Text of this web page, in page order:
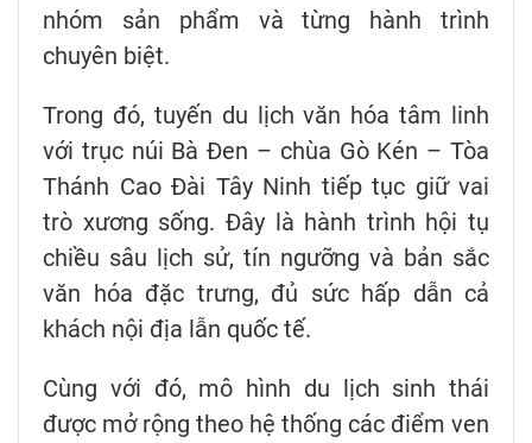
nhóm sản phẩm và từng hành trình
chuyên biệt.
Trong đó, tuyến du lịch văn hóa tâm linh
với trục núi Bà Đen – chùa Gò Kén – Tòa
Thánh Cao Đài Tây Ninh tiếp tục giữ vai
trò xương sống. Đây là hành trình hội tụ
chiều sâu lịch sử, tín ngưỡng và bản sắc
văn hóa đặc trưng, đủ sức hấp dẫn cả
khách nội địa lẫn quốc tế.
Cùng với đó, mô hình du lịch sinh thái
được mở rộng theo hệ thống các điểm ven